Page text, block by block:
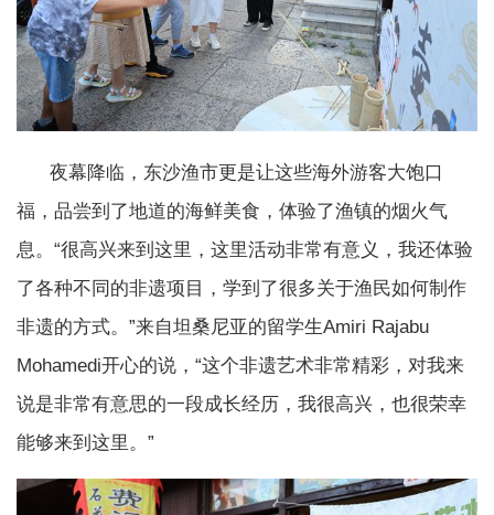
夜幕降临，东沙渔市更是让这些海外游客大饱口
福，品尝到了地道的海鲜美食，体验了渔镇的烟火气
息。“很高兴来到这里，这里活动非常有意义，我还体验
了各种不同的非遗项目，学到了很多关于渔民如何制作
非遗的方式。”来自坦桑尼亚的留学生Amiri Rajabu
Mohamedi开心的说，“这个非遗艺术非常精彩，对我来
说是非常有意思的一段成长经历，我很高兴，也很荣幸
能够来到这里。”